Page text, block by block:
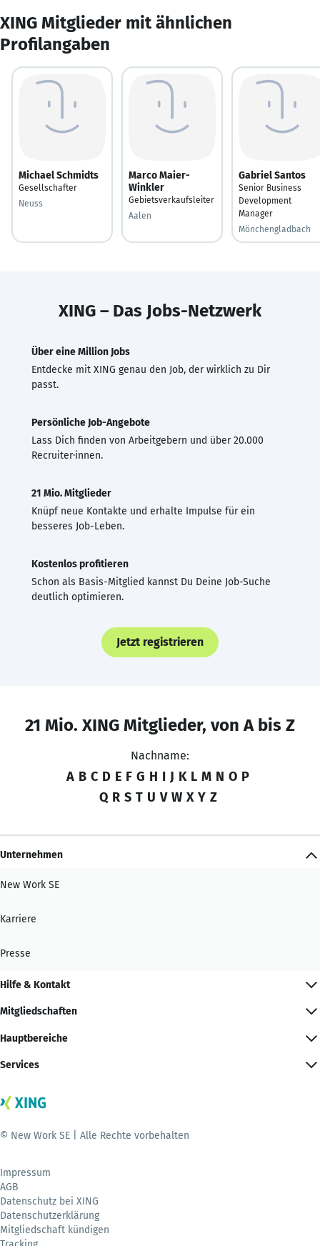
XING Mitglieder mit ähnlichen
Profilangaben
Michael Schmidts
Gesellschafter
Neuss
Marco Maier-
Winkler
Gebietsverkaufsleiter
Aalen
Gabriel Santos
Senior Business
Development
Manager
Mönchengladbach
XING – Das Jobs-Netzwerk
Über eine Million Jobs
Entdecke mit XING genau den Job, der wirklich zu Dir
passt.
Persönliche Job-Angebote
Lass Dich finden von Arbeitgebern und über 20.000
Recruiter·innen.
21 Mio. Mitglieder
Knüpf neue Kontakte und erhalte Impulse für ein
besseres Job-Leben.
Kostenlos profitieren
Schon als Basis-Mitglied kannst Du Deine Job-Suche
deutlich optimieren.
Jetzt registrieren
21 Mio. XING Mitglieder, von A bis Z
Nachname:
A B C D E F G H I J K L M N O P
Q R S T U V W X Y Z
Unternehmen
New Work SE
Karriere
Presse
Hilfe & Kontakt
Mitgliedschaften
Hauptbereiche
Services
© New Work SE | Alle Rechte vorbehalten
Impressum
AGB
Datenschutz bei XING
Datenschutzerklärung
Mitgliedschaft kündigen